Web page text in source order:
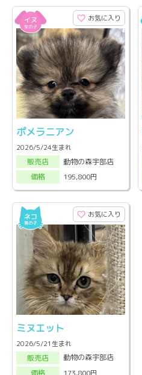
お気に入り
ポメラニアン
2026/5/24生まれ
販売店
動物の森宇部店
価格
195,800円
お気に入り
ミヌエット
2026/5/21生まれ
販売店
動物の森宇部店
173,800円